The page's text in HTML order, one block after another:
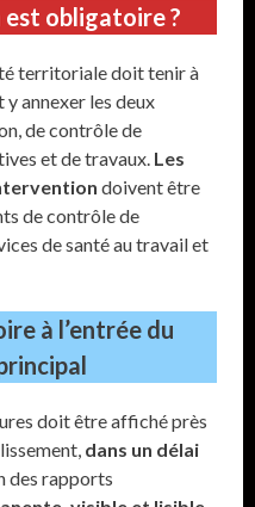
obligatoire ?
territoriale doit tenir à
annexer les deux
de contrôle de
et de travaux. Les
doivent être
de contrôle de
de santé au travail et
à l’entrée du
doit être affiché près
dans un délai
des rapports